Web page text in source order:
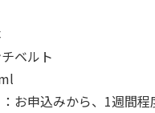
ベルト
お申込みから、1週間程